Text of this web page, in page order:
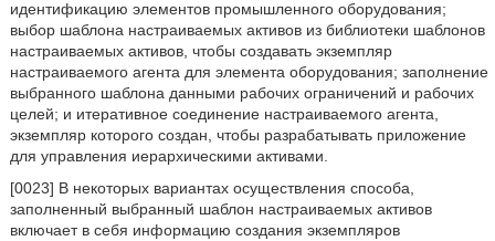
идентификацию элементов промышленного оборудования;
выбор шаблона настраиваемых активов из библиотеки шаблонов
настраиваемых активов, чтобы создавать экземпляр
настраиваемого агента для элемента оборудования; заполнение
выбранного шаблона данными рабочих ограничений и рабочих
целей; и итеративное соединение настраиваемого агента,
экземпляр которого создан, чтобы разрабатывать приложение
для управления иерархическими активами.
[0023] В некоторых вариантах осуществления способа,
заполненный выбранный шаблон настраиваемых активов
включает в себя информацию создания экземпляров